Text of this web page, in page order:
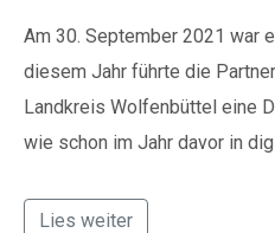
Am 30. September 2021 war
diesem Jahr führte die
Landkreis Wolfenbüttel eine
wie schon im Jahr davor in
Lies weiter